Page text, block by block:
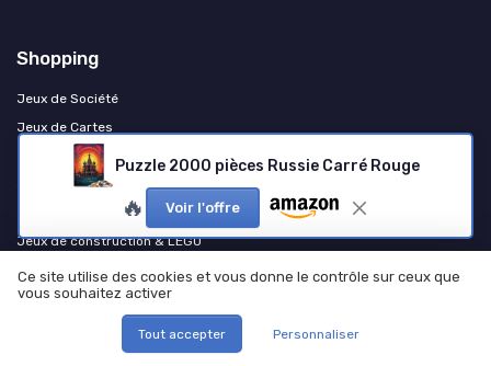
Puzzle 2000 pièces Russie Carré Rouge
🔥 Voir l'offre
Shopping
Jeux de Société
Jeux de Cartes
Jeux de Dés
Jeux d'Adresse et de Sport
Jeux de Figurines et Wargames
Jeux de construction & LEGO
Les plus lus
Les règles captivantes de la belote à deux
Ce site utilise des cookies et vous donne le contrôle sur ceux que
vous souhaitez activer
Tout accepter Personnaliser